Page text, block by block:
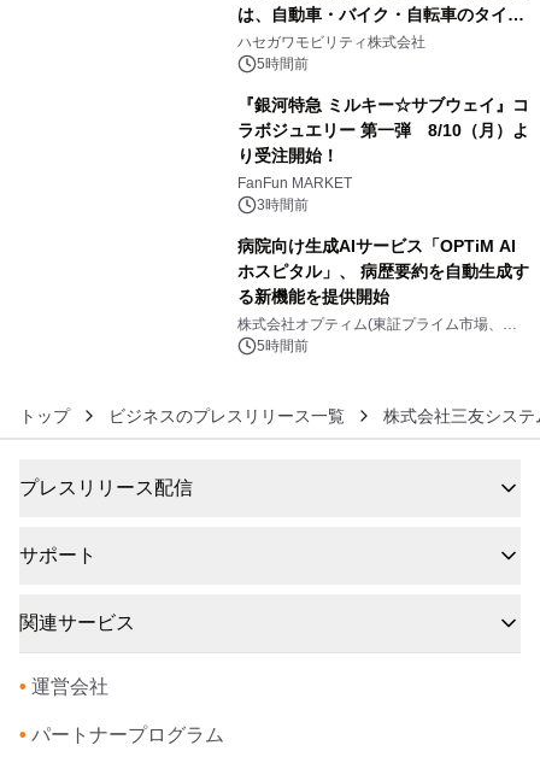
は、自動車・バイク・自転車のタイヤ
バーストが増加 簡単にできる予防法
をご紹介
ハセガワモビリティ株式会社
5時間前
『銀河特急 ミルキー☆サブウェイ』コ
ラボジュエリー 第一弾 8/10（月）よ
り受注開始！
FanFun MARKET
3時間前
病院向け生成AIサービス「OPTiM AI
ホスピタル」、 病歴要約を自動生成す
る新機能を提供開始
株式会社オプティム(東証プライム市場、コ
ード：3694)
5時間前
トップ ビジネスのプレスリリース一覧 株式会社三友シス
プレスリリース配信
サポート
関連サービス
• 運営会社
• パートナープログラム